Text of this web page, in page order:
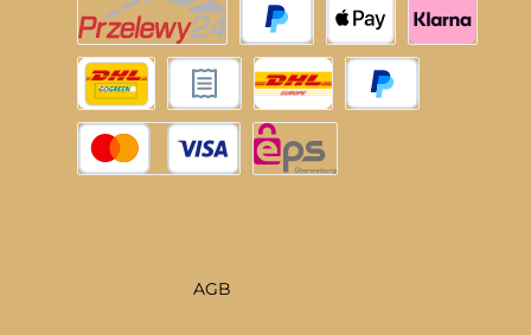
PayPal Apple Pay Klarna
Rechnungskauf
Przelewy24
DHL Deutschland DHL EU
AGB